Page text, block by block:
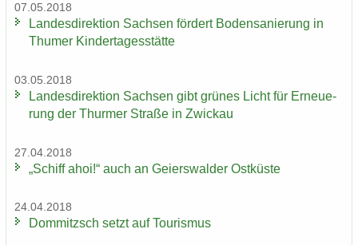
07.05.2018
Lan­des­di­rek­ti­on Sach­sen för­dert Bo­den­sa­nie­rung in
Thu­mer Kin­der­ta­ges­stät­te
03.05.2018
Lan­des­di­rek­ti­on Sach­sen gibt grü­nes Licht für Er­neue­
rung der Thur­mer Stra­ße in Zwi­ckau
27.04.2018
„Schiff ahoi!“ auch an Gei­ers­wal­der Ost­küs­te
24.04.2018
Dom­mitzsch setzt auf Tou­ris­mus